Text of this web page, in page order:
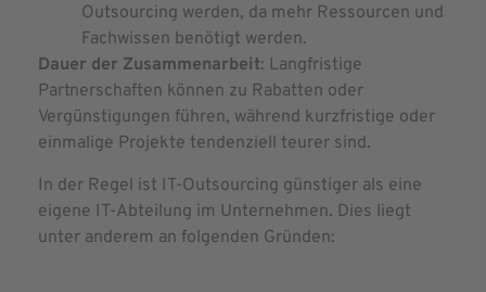
Outsourcing werden, da mehr Ressourcen und
Fachwissen benötigt werden.
Dauer der Zusammenarbeit: Langfristige
Partnerschaften können zu Rabatten oder
Vergünstigungen führen, während kurzfristige oder
einmalige Projekte tendenziell teurer sind.
In der Regel ist IT-Outsourcing günstiger als eine
eigene IT-Abteilung im Unternehmen. Dies liegt
unter anderem an folgenden Gründen: